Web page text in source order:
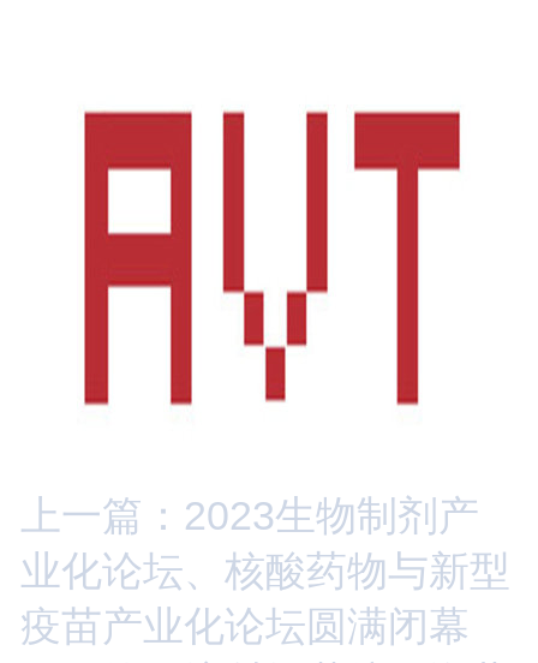
上一篇：2023生物制剂产
业化论坛、核酸药物与新型
疫苗产业化论坛圆满闭幕